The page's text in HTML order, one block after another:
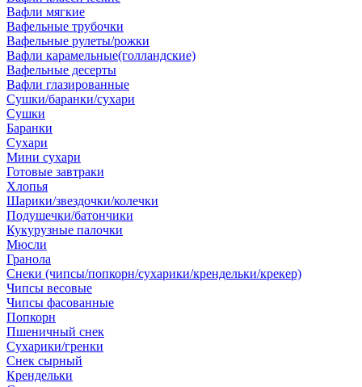
Вафли мягкие
Вафельные трубочки
Вафельные рулеты/рожки
Вафли карамельные(голландские)
Вафельные десерты
Вафли глазированные
Сушки/баранки/сухари
Сушки
Баранки
Сухари
Мини сухари
Готовые завтраки
Хлопья
Шарики/звездочки/колечки
Подушечки/батончики
Кукурузные палочки
Мюсли
Гранола
Снеки (чипсы/попкорн/сухарики/крендельки/крекер)
Чипсы весовые
Чипсы фасованные
Попкорн
Пшеничный снек
Сухарики/гренки
Снек сырный
Крендельки